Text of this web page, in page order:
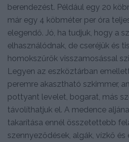
berendezést. Például egy 20
már egy 4 köbméter per óra
elegendő. Jó, ha tudjuk, hogy a
elhasználódnak, de cseréjük és
homokszűrők visszamosással
Legyen az eszköztárban
peremre akasztható szkimmer,
pottyant levelet, bogarat, más
távolíthatjuk el. A medence
takarítása ennél összetettebb
szennyeződések, algák, vízkő